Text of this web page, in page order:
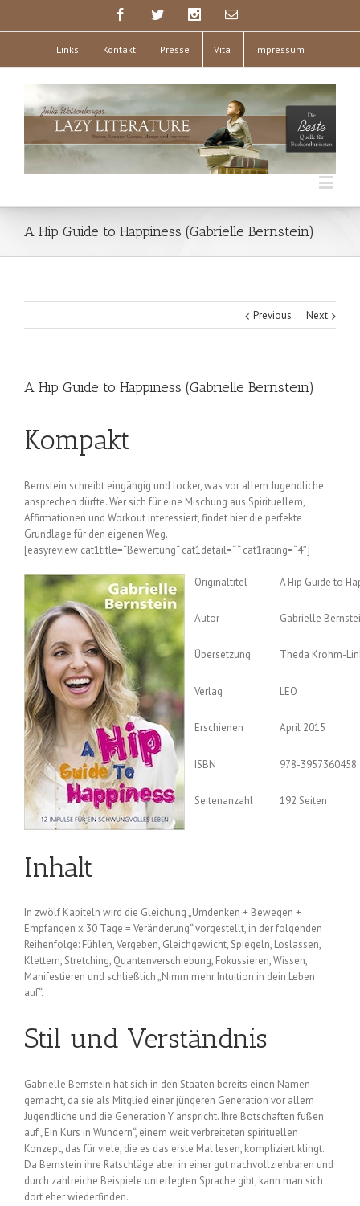
Links Kontakt Presse Vita Impressum
A Hip Guide to Happiness (Gabrielle Bernstein)
Previous Next
A Hip Guide to Happiness (Gabrielle Bernstein)
Kompakt
Bernstein schreibt eingängig und locker, was vor allem Jugendliche
ansprechen dürfte. Wer sich für eine Mischung aus Spirituellem,
Affirmationen und Workout interessiert, findet hier die perfekte
Grundlage für den eigenen Weg.
[easyreview cat1title=“Bewertung“ cat1detail=“ “ cat1rating=“4″]
Originaltitel A Hip Guide to
Autor Gabrielle
Übersetzung Theda Krohm-
Verlag LEO
Erschienen April 2015
ISBN 978-3957360458
Seitenanzahl 192 Seiten
Inhalt
In zwölf Kapiteln wird die Gleichung „Umdenken + Bewegen +
Empfangen x 30 Tage = Veränderung“ vorgestellt, in der folgenden
Reihenfolge: Fühlen, Vergeben, Gleichgewicht, Spiegeln, Loslassen,
Klettern, Stretching, Quantenverschiebung, Fokussieren, Wissen,
Manifestieren und schließlich „Nimm mehr Intuition in dein Leben
auf“.
Stil und Verständnis
Gabrielle Bernstein hat sich in den Staaten bereits einen Namen
gemacht, da sie als Mitglied einer jüngeren Generation vor allem
Jugendliche und die Generation Y anspricht. Ihre Botschaften fußen
auf „Ein Kurs in Wundern“, einem weit verbreiteten spirituellen
Konzept, das für viele, die es das erste Mal lesen, kompliziert klingt.
Da Bernstein ihre Ratschläge aber in einer gut nachvollziehbaren und
durch zahlreiche Beispiele unterlegten Sprache gibt, kann man sich
dort eher wiederfinden.